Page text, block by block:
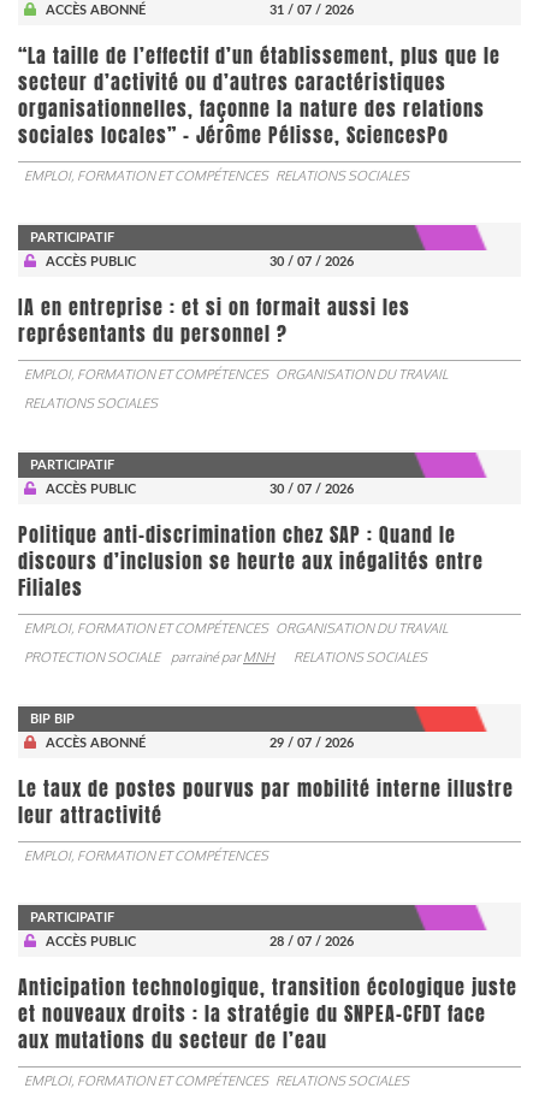
ACCÈS ABONNÉ 31 / 07 / 2026
“La taille de l’effectif d’un établissement, plus que le
secteur d’activité ou d’autres caractéristiques
organisationnelles, façonne la nature des relations
sociales locales” - Jérôme Pélisse, SciencesPo
EMPLOI, FORMATION ET COMPÉTENCES RELATIONS SOCIALES
PARTICIPATIF
ACCÈS PUBLIC
30 / 07 / 2026
IA en entreprise : et si on formait aussi les
représentants du personnel ?
EMPLOI, FORMATION ET COMPÉTENCES ORGANISATION DU TRAVAIL
RELATIONS SOCIALES
PARTICIPATIF
ACCÈS PUBLIC
30 / 07 / 2026
Politique anti-discrimination chez SAP : Quand le
discours d’inclusion se heurte aux inégalités entre
Filiales
EMPLOI, FORMATION ET COMPÉTENCES ORGANISATION DU TRAVAIL
PROTECTION SOCIALE
parrainé parMNH RELATIONS SOCIALES
BIP BIP
ACCÈS ABONNÉ
29 / 07 / 2026
Le taux de postes pourvus par mobilité interne illustre
leur attractivité
EMPLOI, FORMATION ET COMPÉTENCES
PARTICIPATIF
ACCÈS PUBLIC
28 / 07 / 2026
Anticipation technologique, transition écologique juste
et nouveaux droits : la stratégie du SNPEA-CFDT face
aux mutations du secteur de l’eau
EMPLOI, FORMATION ET COMPÉTENCES RELATIONS SOCIALES